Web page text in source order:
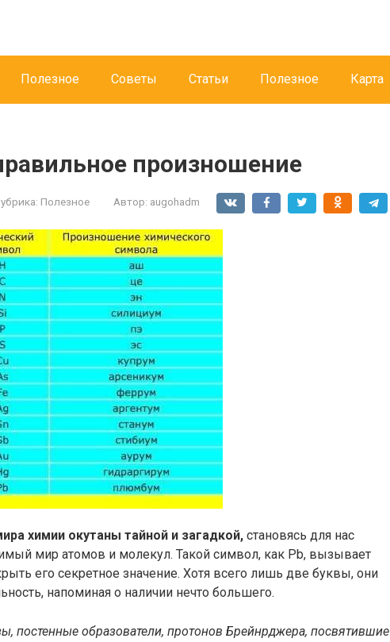
Полезное Советы Статьи Полезное Карта
произношение
Полезное Автор: augohadm
химии окутаны тайной и загадкой, становясь для нас
мир атомов и молекул. Такой символ, как Pb, вызывает
его секретное значение. Хотя всего лишь две буквы, они
напоминая о наличии нечто большего.
постенные образователи, протонов Брейнрджера, посвятившие